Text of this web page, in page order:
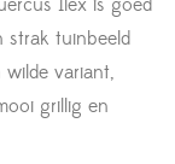
strak tuinbeeld
variant,
grillig en